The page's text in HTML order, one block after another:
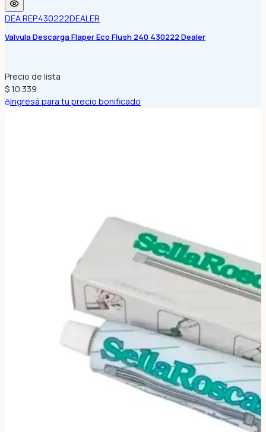
DEA.REP.430222DEALER
Valvula Descarga Flaper Eco Flush 240 430222 Dealer
Precio de lista
$ 10.339
Ingresá para tu precio bonificado